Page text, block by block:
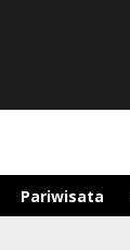
Pariwisata